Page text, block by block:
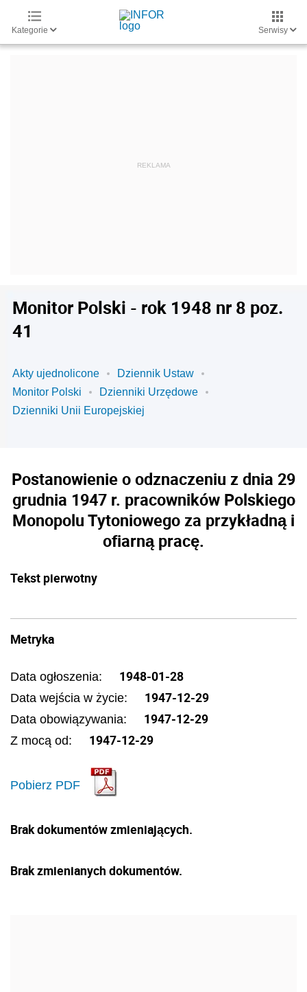
Kategorie Serwisy
Monitor Polski - rok 1948 nr 8 poz.
41
Akty ujednolicone
Dziennik Ustaw
Monitor Polski
Dzienniki Urzędowe
Dzienniki Unii Europejskiej
Postanowienie o odznaczeniu z dnia 29
grudnia 1947 r. pracowników Polskiego
Monopolu Tytoniowego za przykładną i
ofiarną pracę.
Tekst pierwotny
Metryka
Data ogłoszenia: 1948-01-28
Data wejścia w życie: 1947-12-29
Data obowiązywania: 1947-12-29
Z mocą od: 1947-12-29
Pobierz PDF
Brak dokumentów zmieniających.
Brak zmienianych dokumentów.